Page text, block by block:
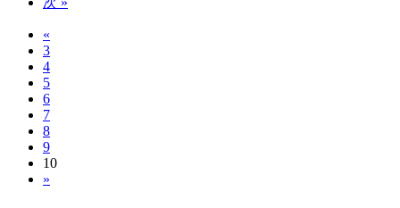
«
3
4
5
6
7
8
9
10
»